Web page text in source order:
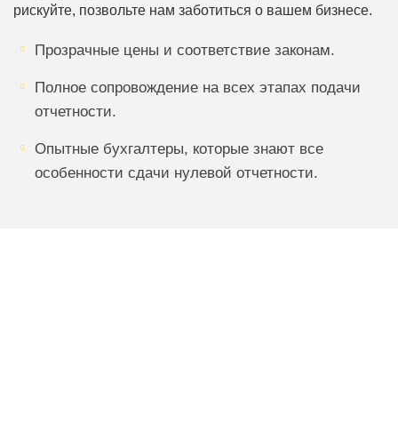
рискуйте, позвольте нам заботиться о вашем бизнесе.
Прозрачные цены и соответствие законам.
Полное сопровождение на всех этапах подачи
отчетности.
Опытные бухгалтеры, которые знают все
особенности сдачи нулевой отчетности.